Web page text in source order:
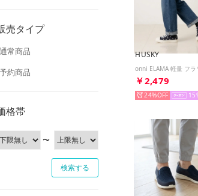
売タイプ
通常商品
予約商品
格帯
〜
HUSKY
￥2,479
24% 15